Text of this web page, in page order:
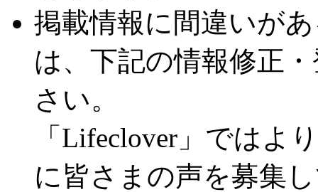
掲載情報に間違いが
は、下記の情報修正
さい。
「Lifeclover」ではよ
に皆さまの声を募集